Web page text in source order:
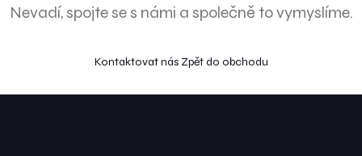
Nevadí, spojte se s námi a společně to vymyslíme.
Kontaktovat nás Zpět do obchodu
Z